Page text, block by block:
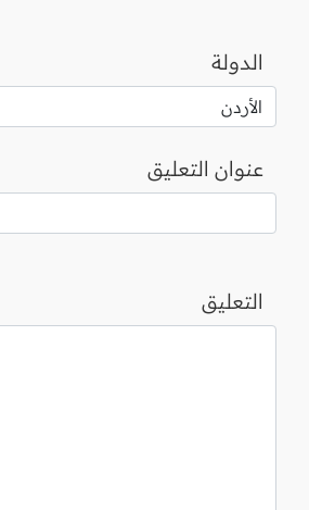
الدولة
عنوان التعليق
التعليق